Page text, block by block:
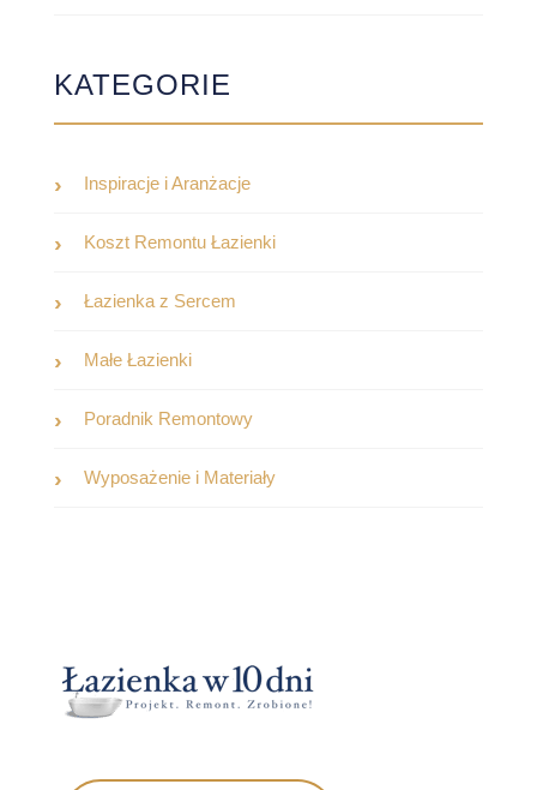
KATEGORIE
Inspiracje i Aranżacje
Koszt Remontu Łazienki
Łazienka z Sercem
Małe Łazienki
Poradnik Remontowy
Wyposażenie i Materiały